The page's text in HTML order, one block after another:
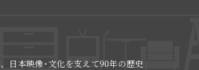
日本映像･文化を支えて90年の歴史